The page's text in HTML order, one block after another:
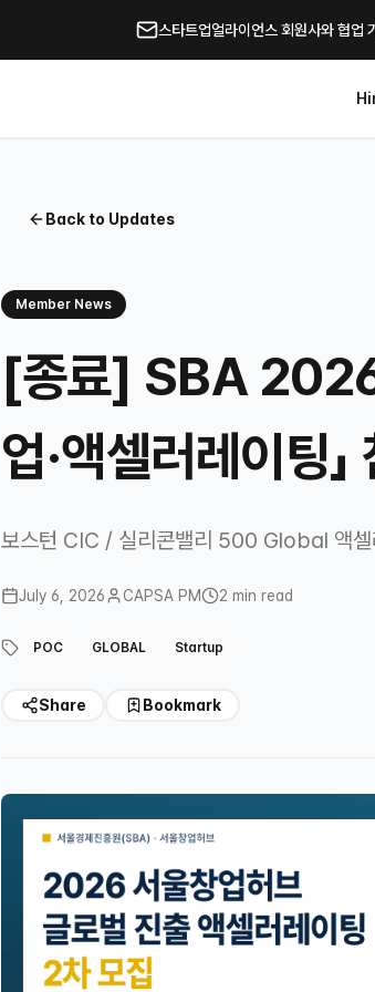
스타트업얼라이언스 회원사와
Back to Updates
Member News
[종료] SBA 2026
업·액셀러레이팅
보스턴 CIC / 실리콘밸리 500 Global 액
July 6, 2026 CAPSA PM 2 min read
POC GLOBAL Startup
Share Bookmark